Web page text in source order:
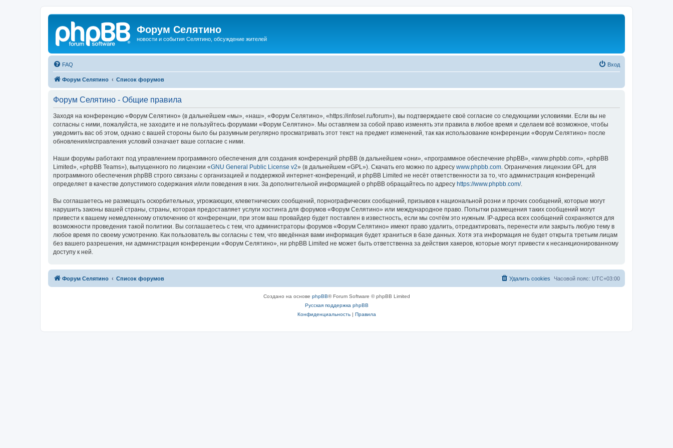
Форум Селятино
новости и события Селятино, обсуждение жителей
FAQ Вход
Форум Селятино Список форумов
Форум Селятино - Общие правила
Заходя на конференцию «Форум Селятино» (в дальнейшем «мы», «наш», «Форум Селятино», «https://infosel.ru/forum»), вы подтверждаете своё согласие со следующими условиями. Если вы не
согласны с ними, пожалуйста, не заходите и не пользуйтесь форумами «Форум Селятино». Мы оставляем за собой право изменять эти правила в любое время и сделаем всё возможное, чтобы
уведомить вас об этом, однако с вашей стороны было бы разумным регулярно просматривать этот текст на предмет изменений, так как использование конференции «Форум Селятино» после
обновления/исправления условий означает ваше согласие с ними.
Наши форумы работают под управлением программного обеспечения для создания конференций phpBB (в дальнейшем «они», «программное обеспечение phpBB», «www.phpbb.com», «phpBB
Limited», «phpBB Teams»), выпущенного по лицензии «GNU General Public License v2» (в дальнейшем «GPL»). Скачать его можно по адресу www.phpbb.com . Ограничения лицензии GPL для
программного обеспечения phpBB строго связаны с организацией и поддержкой интернет-конференций, и phpBB Limited не несёт ответственности за то, что администрация конференций
определяет в качестве допустимого содержания и/или поведения в них. За дополнительной информацией о phpBB обращайтесь по адресу https://www.phpbb.com/.
Вы соглашаетесь не размещать оскорбительных, угрожающих, клеветнических сообщений, порнографических сообщений, призывов к национальной розни и прочих сообщений, которые могут
нарушить законы вашей страны, страны, которая предоставляет услуги хостинга для форумов «Форум Селятино» или международное право. Попытки размещения таких сообщений могут
привести к вашему немедленному отключению от конференции, при этом ваш провайдер будет поставлен в известность, если мы сочтём это нужным. IP-адреса всех сообщений сохраняются для
возможности проведения такой политики. Вы соглашаетесь с тем, что администраторы форумов «Форум Селятино» имеют право удалить, отредактировать, перенести или закрыть любую тему в
любое время по своему усмотрению. Как пользователь вы согласны с тем, что введённая вами информация будет храниться в базе данных. Хотя эта информация не будет открыта третьим лицам
без вашего разрешения, ни администрация конференции «Форум Селятино», ни phpBB Limited не может быть ответственна за действия хакеров, которые могут привести к несанкционированному
доступу к ней.
Форум Селятино Список форумов Часовой пояс: UTC+03:00
Удалить cookies
Создано на основе phpBB® Forum Software © phpBB Limited
Русская поддержка phpBB
Конфиденциальность| Правила